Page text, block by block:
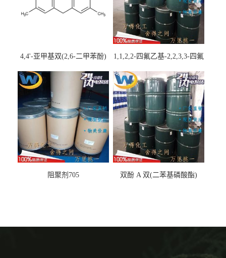
4,4'-亚甲基双(2,6-二甲苯酚)
1,1,2,2-四氟乙基-2,2,3,3-四氟
阻聚剂705 双酚 A 双(二苯基磷酸酯)